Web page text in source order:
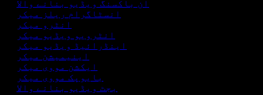
ان باکسنگ ویڈیو بنانے والا
انسٹاگرام ریلز میکر
انٹرو میکر
انٹرویو ویڈیو میکر
اینڈرائیڈ ویڈیو میکر
اینیمیشن میکر
ایکشن مووی میکر
بایوپک مووی میکر
بجٹ ویڈیو بنانے والا